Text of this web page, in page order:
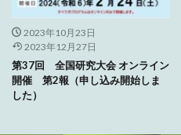
2023年10月23日
2023年12月27日
第37回 全国研究大会 オンライン
開催 第2報（申し込み開始しま
した）